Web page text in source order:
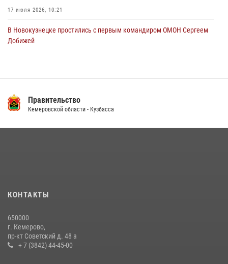
17 июля 2026, 10:21
В Новокузнецке простились с первым командиром ОМОН Сергеем
Добижей
14 июля 2026, 08:52 1
20 июля 2026, 08:52
гипермаркета товары на 13 тысяч рублей (ВИДЕО)
16 июля 2026, 06:43
Правительство
Кемеровской области - Кузбасса
КОНТАКТЫ
650000
г. Кемерово,
пр-кт Советский д. 48 а
+ 7 (3842) 44-45-00